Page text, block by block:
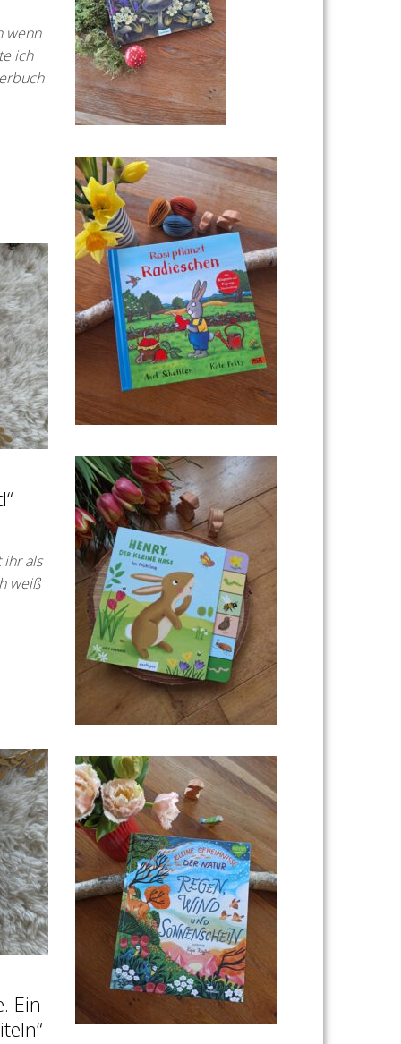
wenn
ich
als
weiß
Ein